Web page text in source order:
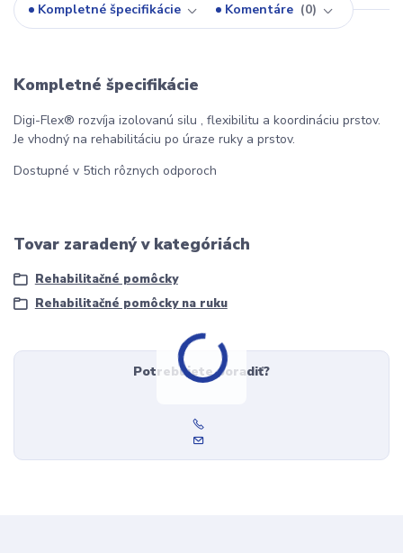
Kompletné špecifikácie Komentáre 0
Kompletné špecifikácie
Digi-Flex® rozvíja izolovanú silu , flexibilitu a koordináciu prstov.
Je vhodný na rehabilitáciu po úraze ruky a prstov.
Dostupné v 5tich rôznych odporoch
Tovar zaradený v kategóriách
Rehabilitačné pomôcky
Rehabilitačné pomôcky na ruku
Potrebujete poradiť?